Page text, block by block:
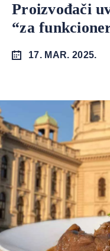
Proizvođači
“za
17. MAR. 2025.